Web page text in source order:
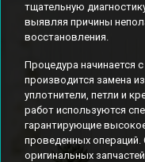
тщательную
выявляя причины
восстановления.
Процедура начинается
производится замена
уплотнители, петли и
работ используются
гарантирующие
проведенных операций.
оригинальных